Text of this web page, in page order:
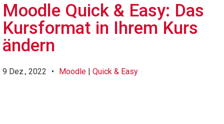
Moodle Quick & Easy: Das
Kursformat in Ihrem Kurs
ändern
9 Dez., 2022 • Moodle | Quick & Easy